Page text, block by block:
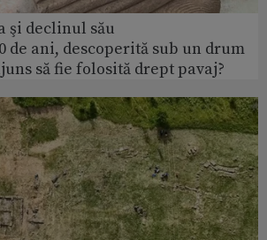
şi declinul său
de ani, descoperită sub un drum
să fie folosită drept pavaj?